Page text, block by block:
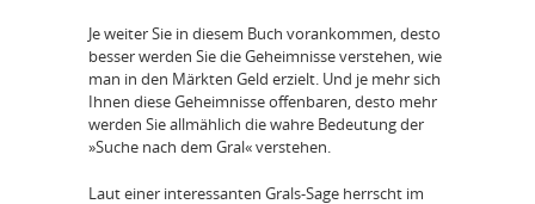
Je weiter Sie in diesem Buch vorankommen, desto
besser werden Sie die Geheimnisse verstehen, wie
man in den Märkten Geld erzielt. Und je mehr sich
Ihnen diese Geheimnisse offenbaren, desto mehr
werden Sie allmählich die wahre Bedeutung der
»Suche nach dem Gral« verstehen.
Laut einer interessanten Grals-Sage herrscht im